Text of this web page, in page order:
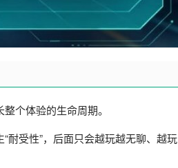
个体验的生命周期。
耐受性”，后面只会越玩越无聊、越玩